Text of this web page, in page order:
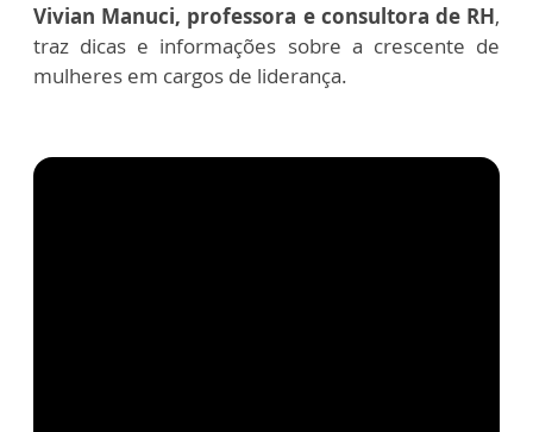
Vivian Manuci, professora e consultora de RH,
traz dicas e informações sobre a crescente de
mulheres em cargos de liderança.